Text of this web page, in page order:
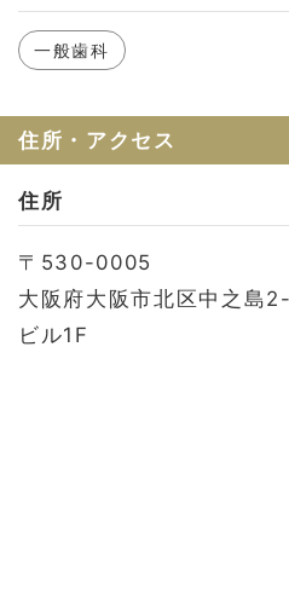
一般歯科
住所・アクセス
住所
〒530-0005
大阪府大阪市北区中之
ビル1F